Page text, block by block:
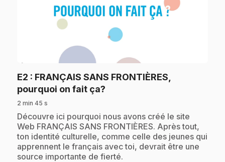
E2 : FRANÇAIS SANS FRONTIÈRES,
pourquoi on fait ça?
2 min 45 s
.Découvre ici pourquoi nous avons créé le site
Web FRANÇAIS SANS FRONTIÈRES. Après tout,
ton identité culturelle, comme celle des jeunes qui
apprennent le français avec toi, devrait être une
source importante de fierté.